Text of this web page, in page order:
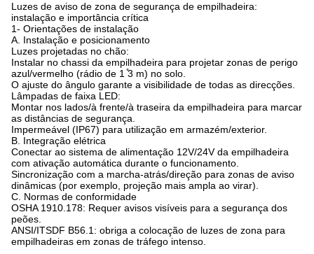
Luzes de aviso de zona de segurança de empilhadeira:
instalação e importância crítica
1- Orientações de instalação
A. Instalação e posicionamento
Luzes projetadas no chão:
Instalar no chassi da empilhadeira para projetar zonas de perigo
azul/vermelho (rádio de 1 ̊3 m) no solo.
O ajuste do ângulo garante a visibilidade de todas as direcções.
Lâmpadas de faixa LED:
Montar nos lados/à frente/à traseira da empilhadeira para marcar
as distâncias de segurança.
Impermeável (IP67) para utilização em armazém/exterior.
B. Integração elétrica
Conectar ao sistema de alimentação 12V/24V da empilhadeira
com ativação automática durante o funcionamento.
Sincronização com a marcha-atrás/direção para zonas de aviso
dinâmicas (por exemplo, projeção mais ampla ao virar).
C. Normas de conformidade
OSHA 1910.178: Requer avisos visíveis para a segurança dos
peões.
ANSI/ITSDF B56.1: obriga a colocação de luzes de zona para
empilhadeiras em zonas de tráfego intenso.